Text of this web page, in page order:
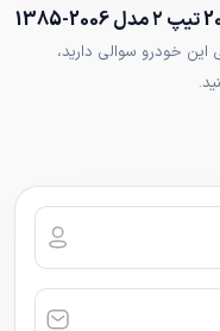
خودرو سوالی دارید،